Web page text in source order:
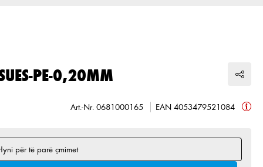
PE-0,20MM
Art.-Nr. 0681000165 EAN 4053479521084
për të parë çmimet